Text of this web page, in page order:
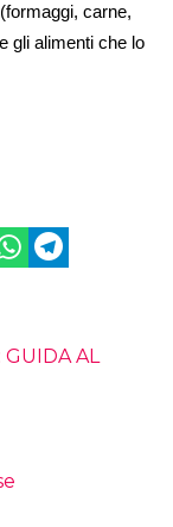
carne,
gli alimenti che lo
GUIDA AL